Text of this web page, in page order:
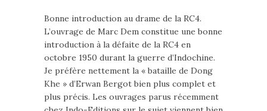
Bonne introduction au drame de la RC4.
L’ouvrage de Marc Dem constitue une bonne
introduction à la défaite de la RC4 en
octobre 1950 durant la guerre d’Indochine.
Je préfère nettement la « bataille de Dong
Khe » d’Erwan Bergot bien plus complet et
plus précis. Les ouvrages parus récemment